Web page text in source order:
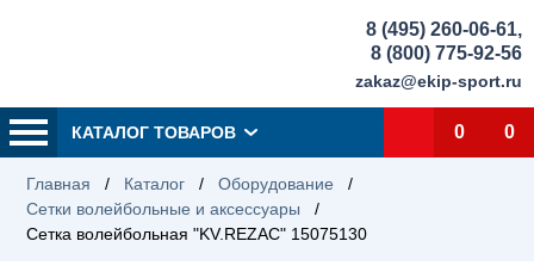
8 (495) 260-06-61,
8 (800) 775-92-56
zakaz@ekip-sport.ru
КАТАЛОГ ТОВАРОВ 0 0
Главная / Каталог / Оборудование
/
Сетки волейбольные и аксессуары
/
Сетка волейбольная "KV.REZAC" 15075130